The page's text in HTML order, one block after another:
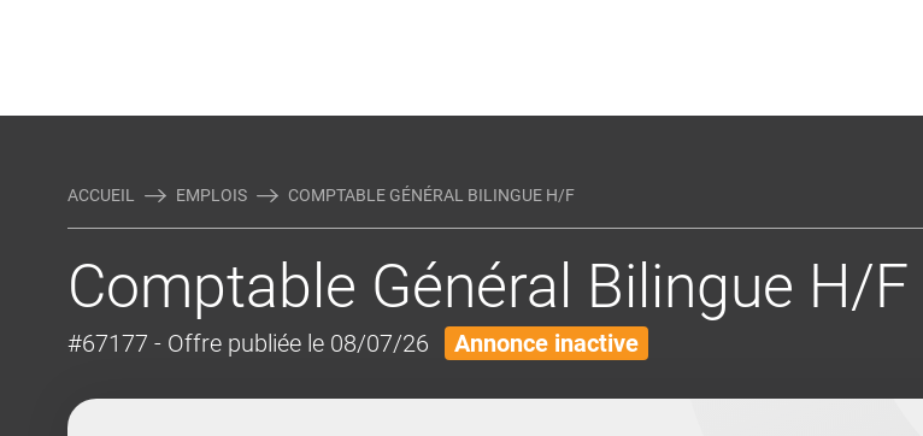
ACCUEIL EMPLOIS COMPTABLE GÉNÉRAL BILINGUE H/F
Comptable Général Bilingue H/F
#67177 - Offre publiée le 08/07/26 Annonce inactive